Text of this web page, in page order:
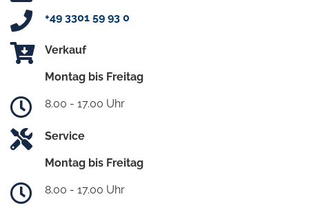
+49 3301 59 93 0
Verkauf
Montag bis Freitag
8.00 - 17.00 Uhr
Service
Montag bis Freitag
8.00 - 17.00 Uhr